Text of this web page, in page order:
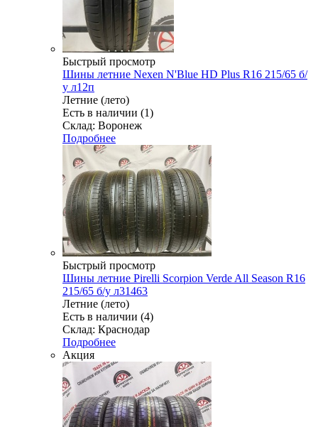
Быстрый просмотр
Шины летние Nexen N'Blue HD Plus R16 215/65 б/
у л12п
Летние (лето)
Есть в наличии (1)
Склад: Воронеж
Подробнее
Быстрый просмотр
Шины летние Pirelli Scorpion Verde All Season R16
215/65 б/у л31463
Летние (лето)
Есть в наличии (4)
Склад: Краснодар
Подробнее
Акция